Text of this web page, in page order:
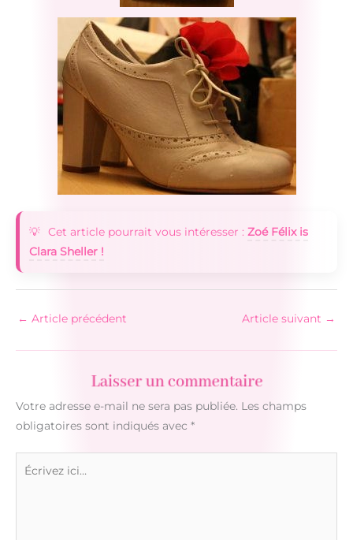
Cet article pourrait vous intéresser : Zoé Félix is
Clara Sheller !
← Article précédent Article suivant →
Laisser un commentaire
Votre adresse e-mail ne sera pas publiée. Les champs
obligatoires sont indiqués avec *